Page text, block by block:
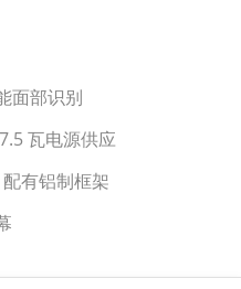
面部识别
瓦电源供应
有铝制框架